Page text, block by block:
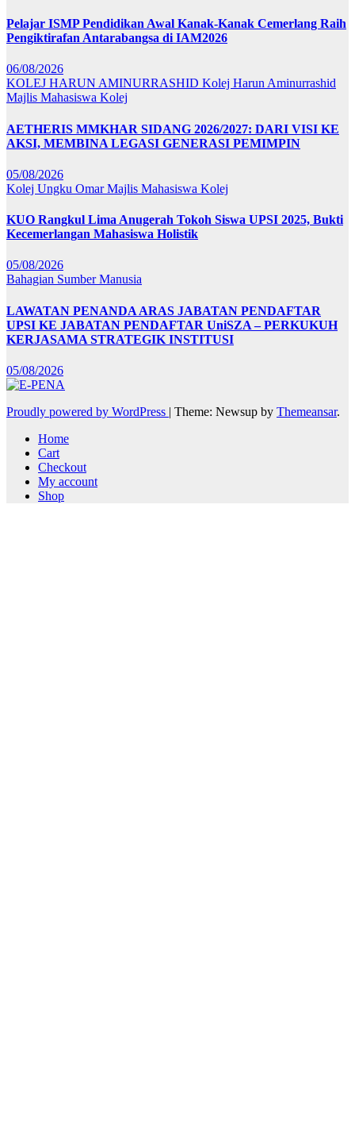
Pelajar ISMP Pendidikan Awal Kanak-Kanak Cemerlang Raih
Pengiktirafan Antarabangsa di IAM2026
06/08/2026
KOLEJ HARUN AMINURRASHID Kolej Harun Aminurrashid
Majlis Mahasiswa Kolej
AETHERIS MMKHAR SIDANG 2026/2027: DARI VISI KE
AKSI, MEMBINA LEGASI GENERASI PEMIMPIN
05/08/2026
Kolej Ungku OmarMajlis Mahasiswa Kolej
KUO Rangkul Lima Anugerah Tokoh Siswa UPSI 2025, Bukti
Kecemerlangan Mahasiswa Holistik
05/08/2026
Bahagian Sumber Manusia
LAWATAN PENANDA ARAS JABATAN PENDAFTAR
UPSI KE JABATAN PENDAFTAR UniSZA – PERKUKUH
KERJASAMA STRATEGIK INSTITUSI
05/08/2026
Proudly powered by WordPress | Theme: Newsup by Themeansar.
Home
Cart
Checkout
My account
Shop